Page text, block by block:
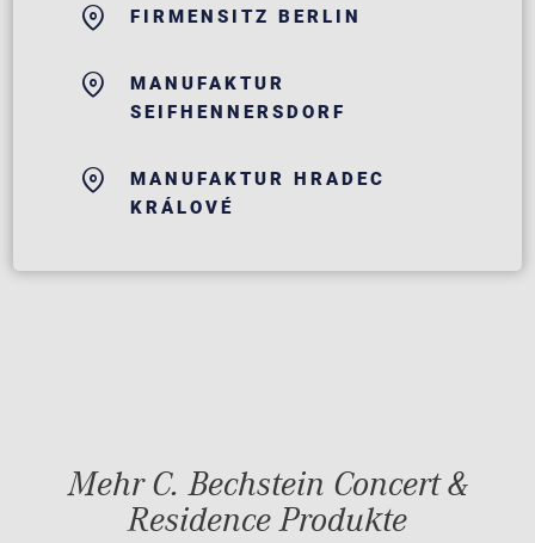
FIRMENSITZ BERLIN
MANUFAKTUR
SEIFHENNERSDORF
MANUFAKTUR HRADEC
KRÁLOVÉ
Mehr C. Bechstein Concert &
Residence Produkte